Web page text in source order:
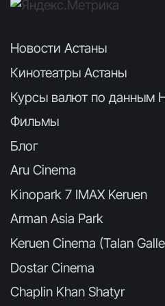
Новости Астаны
Кинотеатры Астаны
Курсы валют по данным
Фильмы
Блог
Aru Cinema
Kinopark 7 IMAX Keruen
Arman Asia Park
Keruen Cinema (Talan
Dostar Cinema
Chaplin Khan Shatyr